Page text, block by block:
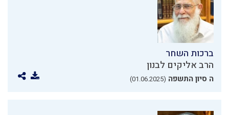
ברכות השחר
הרב אליקים לבנון
ה סיון התשפה (01.06.2025)